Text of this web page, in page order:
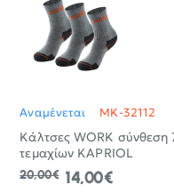
Αναμένεται MK-32112
Κάλτσες WORK σύνθεση
τεμαχίων KAPRIOL
14,00€
20,00€